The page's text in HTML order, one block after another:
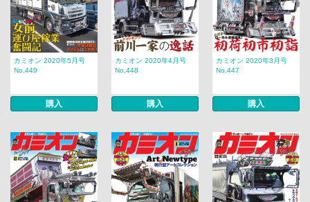
カミオン 2020年5月号
No.449
購入
カミオン 2020年4月号
No.448
購入
カミオン 2020年3月号
No.447
購入